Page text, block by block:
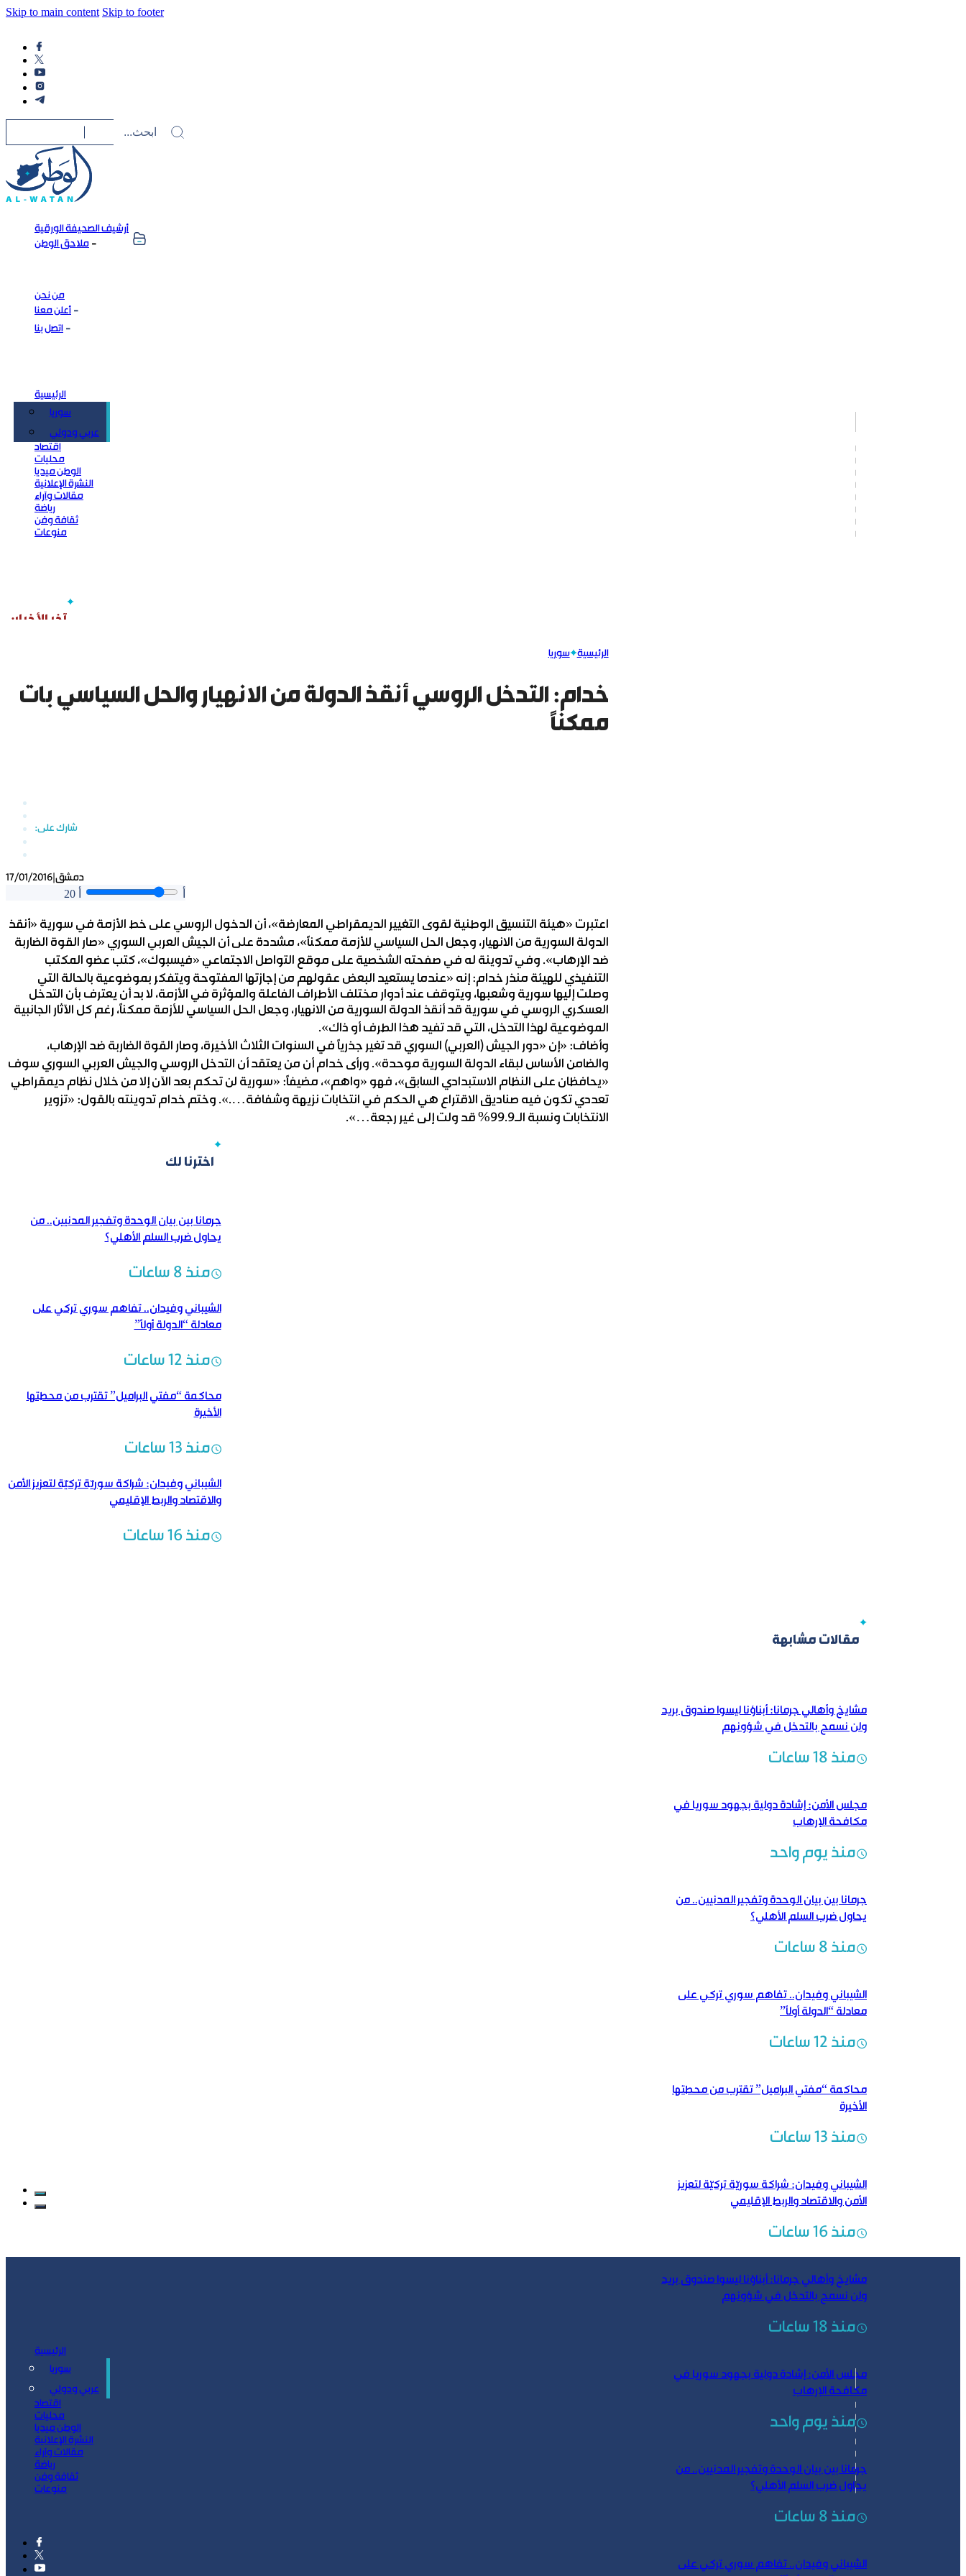
Skip to main content Skip to footer
أرشيف الصحيفة الورقية
ملاحق الوطن
من نحن
أعلن معنا
اتصل بنا
الرئيسية
سوريا
عربي ودولي
اقتصاد
محليات
الوطن ميديا
النشرة الإعلانية
مقالات وآراء
رياضة
ثقافة وفن
منوعات
الرئيسية سوريا
خدام: التدخل الروسي أنقذ الدولة من الانهيار والحل السياسي بات
ممكناً
17/01/2016 دمشق
20
اعتبرت «هيئة التنسيق الوطنية لقوى التغيير الديمقراطي المعارضة»، أن الدخول الروسي على خط الأزمة في سورية «أنقذ
الدولة السورية من الانهيار، وجعل الحل السياسي للأزمة ممكناً»، مشددة على أن الجيش العربي السوري «صار القوة الضاربة
ضد الإرهاب». وفي تدوينة له في صفحته الشخصية على موقع التواصل الاجتماعي «فيسبوك»، كتب عضو المكتب
التنفيذي للهيئة منذر خدام: إنه «عندما يستعيد البعض عقولهم من إجازتها المفتوحة ويتفكر بموضوعية بالحالة التي
وصلت إليها سورية وشعبها، ويتوقف عند أدوار مختلف الأطراف الفاعلة والمؤثرة في الأزمة، لا بد أن يعترف بأن التدخل
العسكري الروسي في سورية قد أنقذ الدولة السورية من الانهيار، وجعل الحل السياسي للأزمة ممكناً، رغم كل الآثار الجانبية
الموضوعية لهذا التدخل، التي قد تفيد هذا الطرف أو ذاك».
وأضاف: «إن «دور الجيش (العربي) السوري قد تغير جذرياً في السنوات الثلاث الأخيرة، وصار القوة الضاربة ضد الإرهاب،
والضامن الأساس لبقاء الدولة السورية موحدة». ورأى خدام أن من يعتقد أن التدخل الروسي والجيش العربي السوري سوف
«يحافظان على النظام الاستبدادي السابق»، فهو «واهم»، مضيفاً: «سورية لن تحكم بعد الآن إلا من خلال نظام ديمقراطي
تعددي تكون فيه صناديق الاقتراع هي الحكم في انتخابات نزيهة وشفافة….». وختم خدام تدوينته بالقول: «تزوير
الانتخابات ونسبة الـ99.9% قد ولت إلى غير رجعة…».
اخترنا لك
جرمانا بين بيان الوحدة وتفجير المدنيين.. من
يحاول ضرب السلم الأهلي؟
منذ 8 ساعات
الشيباني وفيدان.. تفاهم سوري تركي على
معادلة “الدولة أولاً”
منذ 12 ساعات
محاكمة “مفتي البراميل” تقترب من محطتها
الأخيرة
منذ 13 ساعات
الشيباني وفيدان: شراكة سوريّة تركيّة لتعزيز الأمن
والاقتصاد والربط الإقليمي
منذ 16 ساعات
مقالات مشابهة
مشايخ وأهالي جرمانا: أبناؤنا ليسوا صندوق بريد
ولن نسمح بالتدخل في شؤونهم
منذ 18 ساعات
مجلس الأمن: إشادة دولية بجهود سوريا في
مكافحة الإرهاب
منذ يوم واحد
جرمانا بين بيان الوحدة وتفجير المدنيين.. من
يحاول ضرب السلم الأهلي؟
منذ 8 ساعات
الشيباني وفيدان.. تفاهم سوري تركي على
معادلة “الدولة أولاً”
منذ 12 ساعات
محاكمة “مفتي البراميل” تقترب من محطتها
الأخيرة
منذ 13 ساعات
الشيباني وفيدان: شراكة سوريّة تركيّة لتعزيز
الأمن والاقتصاد والربط الإقليمي
منذ 16 ساعات
مشايخ وأهالي جرمانا: أبناؤنا ليسوا صندوق بريد
ولن نسمح بالتدخل في شؤونهم
منذ 18 ساعات
مجلس الأمن: إشادة دولية بجهود سوريا في
مكافحة الإرهاب
منذ يوم واحد
جرمانا بين بيان الوحدة وتفجير المدنيين.. من
يحاول ضرب السلم الأهلي؟
منذ 8 ساعات
الشيباني وفيدان.. تفاهم سوري تركي على
الرئيسية
سوريا
عربي ودولي
اقتصاد
محليات
الوطن ميديا
النشرة الإعلانية
مقالات وآراء
رياضة
ثقافة وفن
منوعات